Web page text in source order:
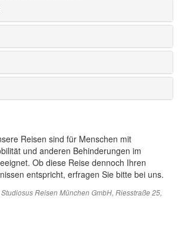
Reisen sind für Menschen mit
und anderen Behinderungen im
Ob diese Reise dennoch Ihren
entspricht, erfragen Sie bitte bei uns.
Studiosus Reisen München GmbH, Riesstraße 25,